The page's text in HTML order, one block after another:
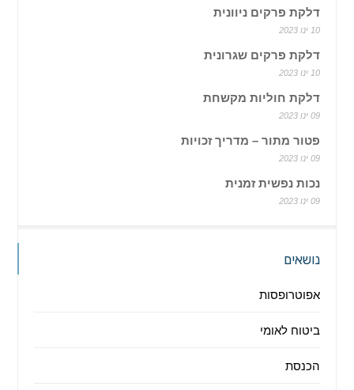
דלקת פרקים ניוונית
10 ינו 2023
דלקת פרקים שגרונית
10 ינו 2023
דלקת חוליות מקשחת
09 ינו 2023
פטור מתור – מדריך זכויות
09 ינו 2023
נכות נפשית זמנית
09 ינו 2023
נושאים
אפוטרופסות
ביטוח לאומי
הכנסת